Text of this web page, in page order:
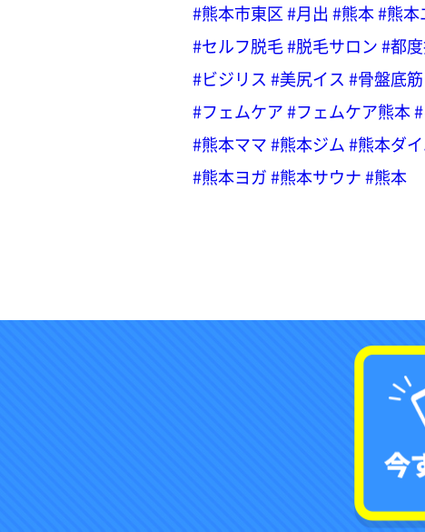
#熊本市東区#月出 #熊本#熊本
#セルフ脱毛#脱毛サロン#都
#ビジリス #美尻イス #骨盤底
#フェムケア#フェムケア熊本
#熊本ママ#熊本ジム#熊本ダ
#熊本ヨガ#熊本サウナ#熊本